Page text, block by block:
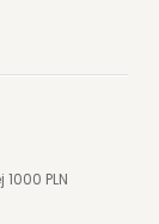
PLN